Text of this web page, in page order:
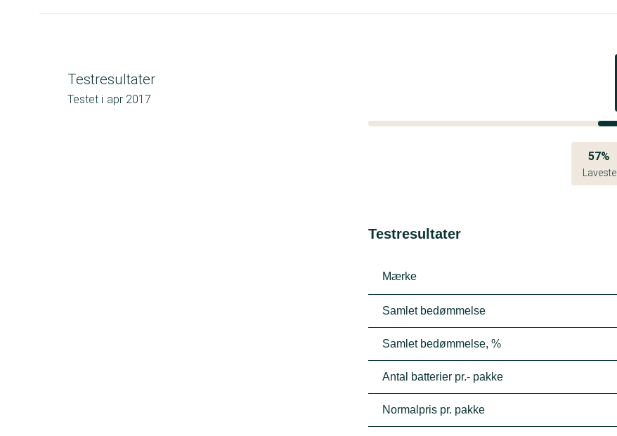
Testresultater
Testet i apr 2017
57%
Laveste
Testresultater
Mærke
Samlet bedømmelse
Samlet bedømmelse, %
Antal batterier pr.- pakke
Normalpris pr. pakke